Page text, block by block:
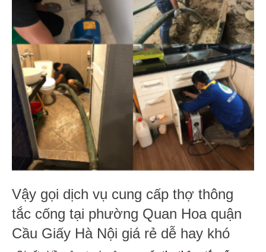
Vậy gọi dịch vụ cung cấp thợ thông
tắc cống tại phường Quan Hoa quận
Cầu Giấy Hà Nội giá rẻ dễ hay khó